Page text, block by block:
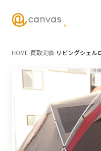
HOME›買取実績›リビングシェル